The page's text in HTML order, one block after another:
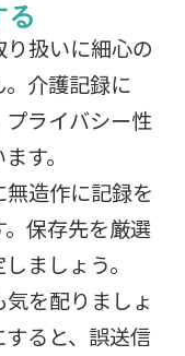
る
扱いに細心の
介護記録に
ライバシー性
す。
造作に記録を
保存先を厳選
ましょう。
を配りましょ
ると、誤送信